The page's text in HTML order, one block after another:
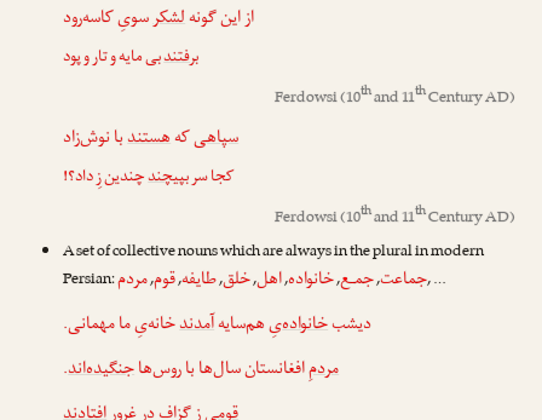
از این گونهلشکرسویِ کاسه‌رود
برفتندبی مایه و تار و پود
Ferdowsi(10thand 11thCentury AD)
سپاهی کههستندبا نوش‌زاد
کجا سربپیچندچندین زِ داد؟!
Ferdowsi(10thand 11thCentury AD)
A set of collective nouns which are always in the plural in modern
Persian: جماعت,جمـع,خانواده,اهل,خلق,طایفه,قوم,مردم , …
دیشبخانواده‌یِ هم‌سایهآمدندخانه‌یِ ما مهمانی.
مردمِافغانستان سال‌ها با روس‌هاجنگیده‌اند.